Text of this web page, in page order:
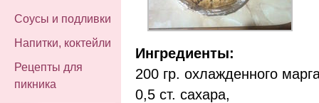
Соусы и подливки
Напитки, коктейли
Рецепты для
пикника
Ингредиенты:
200 гр. охлажденного
0,5 ст. сахара,